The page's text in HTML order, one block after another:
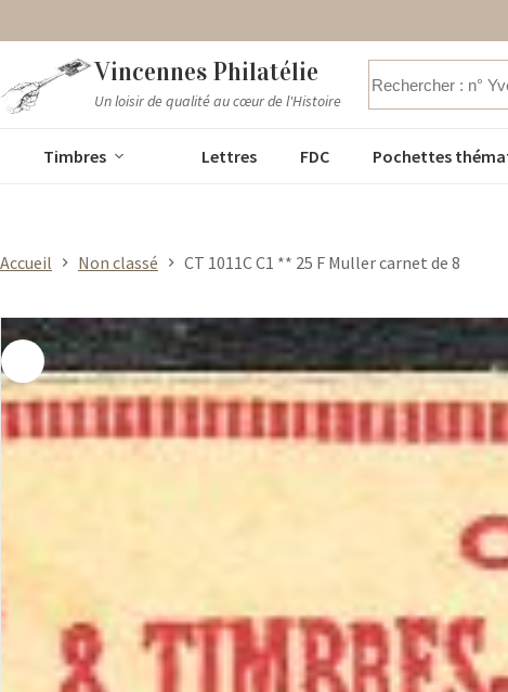
contenu
Vincennes Philatélie
Un loisir de qualité au cœur de l'Histoire
Timbres Lettres FDC Pochettes
Accueil Non classé CT 1011C C1 ** 25 F Muller carnet de 8